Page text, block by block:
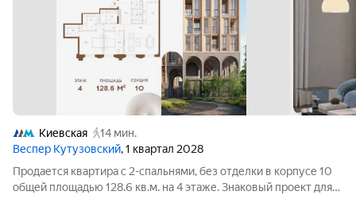
Киевская
14 мин.
Веспер Кутузовский, 1 квартал 2028
Продается квартира с 2-спальнями, без отделки в корпусе 10
общей площадью 128.6 кв.м. на 4 этаже. Знаковый проект для